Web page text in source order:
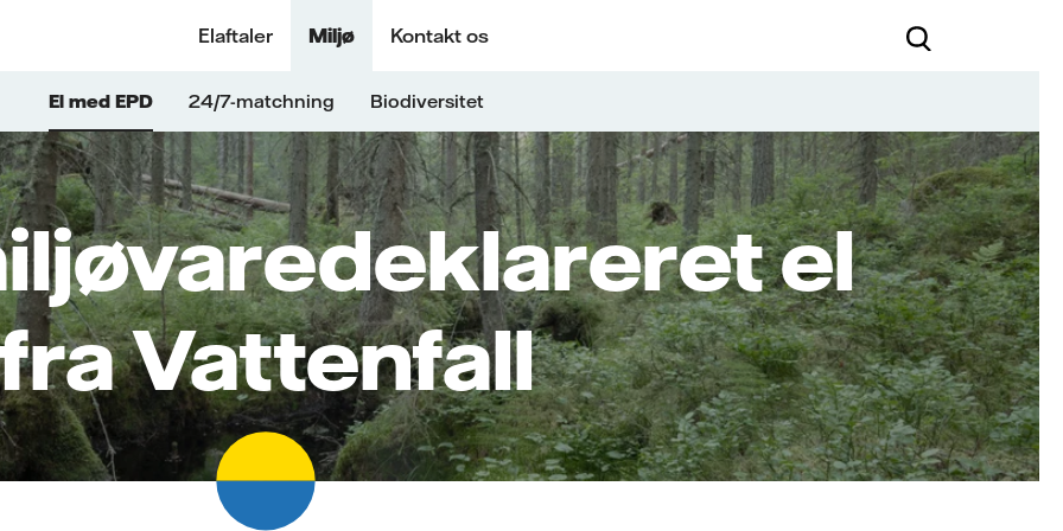
Elaftaler Miljø Kontakt os
El med EPD 24/7-matchning Biodiversitet
el
Vattenfall